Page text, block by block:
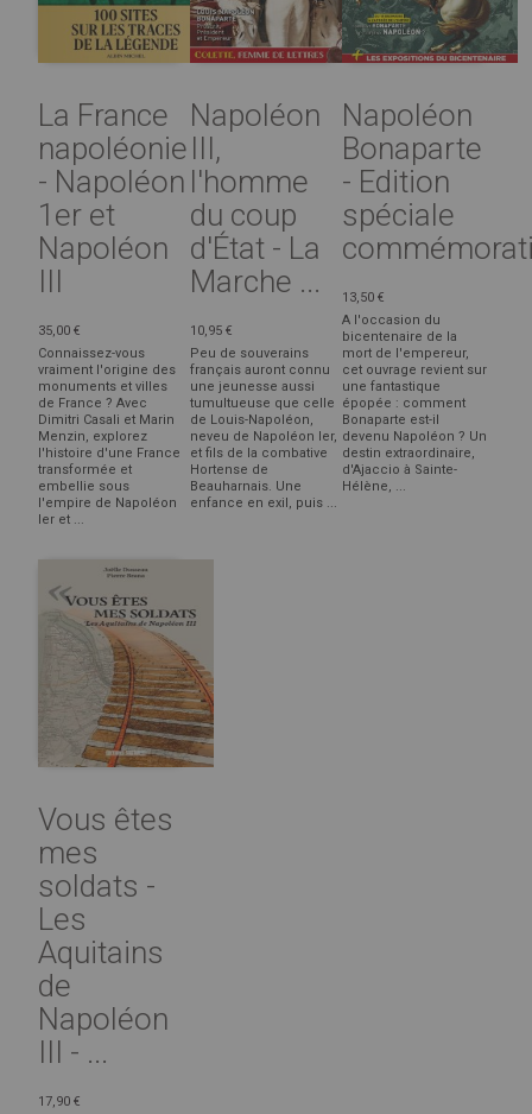
La France
napoléonienne
- Napoléon
1er et
Napoléon
III
35,00 €
Connaissez-vous
vraiment l'origine des
monuments et villes
de France ? Avec
Dimitri Casali et Marin
Menzin, explorez
l'histoire d'une France
transformée et
embellie sous
l'empire de Napoléon
Ier et ...
Napoléon
III,
l'homme
du coup
d'État - La
Marche ...
10,95 €
Peu de souverains
français auront connu
une jeunesse aussi
tumultueuse que celle
de Louis-Napoléon,
neveu de Napoléon Ier,
et fils de la combative
Hortense de
Beauharnais. Une
enfance en exil, puis ...
Napoléon
Bonaparte
- Edition
spéciale
13,50 €
A l'occasion du
bicentenaire de la
mort de l'empereur,
cet ouvrage revient sur
une fantastique
épopée : comment
Bonaparte est-il
devenu Napoléon ? Un
destin extraordinaire,
d'Ajaccio à Sainte-
Hélène, ...
Vous êtes
mes
soldats -
Les
Aquitains
de
Napoléon
III - ...
17,90 €